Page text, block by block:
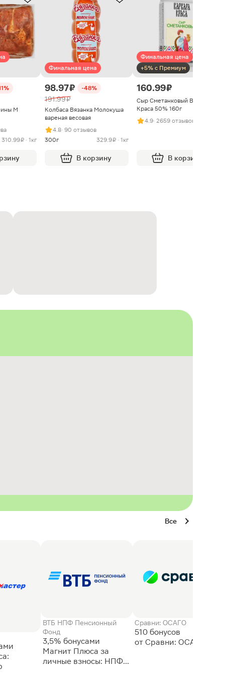
М
310.99 ₽ · 1кг
Финальная цена
98.97 ₽ -48%
191.99 ₽
Колбаса Вязанка Молокуша
вареная весовая
4.8· 90 отзывов
300г
329.9 ₽ · 1кг
В корзину
Финальная цена
+5% с Премиум
160.99 ₽
Сыр Сметанковый Варвара
Краса 50% 160г
4.9· 2659 отзывов
В корзину
Все
ВТБ НПФ Пенсионный
Фонд
3,5% бонусами
Магнит Плюса за
личные взносы: НПФ
Сравни: ОСАГО
510 бонусов